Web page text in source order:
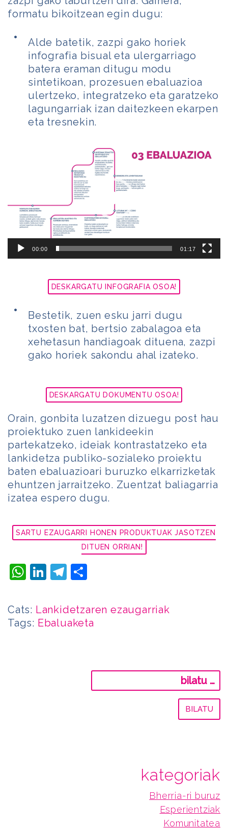
formatu bikoitzean egin dugu:
Alde batetik, zazpi gako horiek
infografia bisual eta ulergarriago
batera eraman ditugu modu
sintetikoan, prozesuen ebaluazioa
ulertzeko, integratzeko eta garatzeko
lagungarriak izan daitezkeen ekarpen
eta tresnekin.
erreproduzigailua
00:00 01:17
DESKARGATU INFOGRAFIA OSOA!
Bestetik, zuen esku jarri dugu
txosten bat, bertsio zabalagoa eta
xehetasun handiagoak dituena, zazpi
gako horiek sakondu ahal izateko.
DESKARGATU DOKUMENTU OSOA!
Orain, gonbita luzatzen dizuegu post hau
proiektuko zuen lankideekin
partekatzeko, ideiak kontrastatzeko eta
lankidetza publiko-sozialeko proiektu
baten ebaluazioari buruzko elkarrizketak
ehuntzen jarraitzeko. Zuentzat baliagarria
izatea espero dugu.
SARTU EZAUGARRI HONEN PRODUKTUAK JASOTZEN
DITUEN ORRIAN!
WhatsApp
LinkedIn
Telegram
Cats: Lankidetzaren ezaugarriak
Tags: Ebaluaketa
kategoriak
Bherria-ri buruz
Esperientziak
Komunitatea